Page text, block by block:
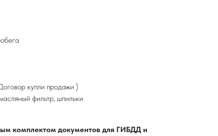
купли продажи )
фильтр, шпильки
комплектом документов для ГИБДД и